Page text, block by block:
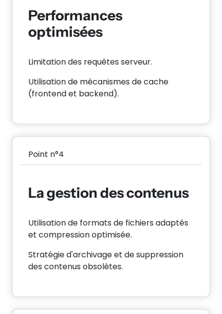
Performances
optimisées
Limitation des requêtes serveur.
Utilisation de mécanismes de cache
(frontend et backend).
Point n°4
La gestion des contenus
Utilisation de formats de fichiers adaptés
et compression optimisée.
Stratégie d'archivage et de suppression
des contenus obsolètes.